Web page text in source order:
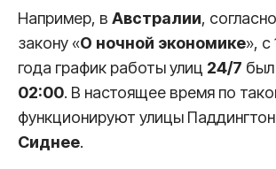
Например, в Австралии,
закону «О ночной экономике», с
года график работы улиц 24/7
02:00. В настоящее время по
функционируют улицы
Сиднее.